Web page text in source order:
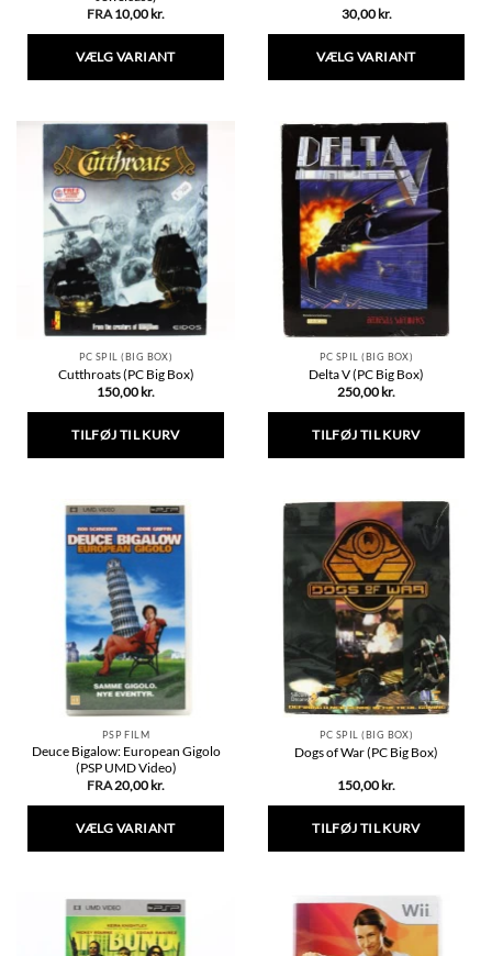
FRA10,00 kr.
VÆLG VARIANT
har
flere
varianter.
Mulighederne
kan
vælges
på
varesiden
30,00 kr.
VÆLG VARIANT
flere
varianter.
Mulighederne
kan
vælges
på
varesiden
PC SPIL (BIG BOX)
Cutthroats (PC Big Box)
150,00 kr.
TILFØJ TIL KURV
PC SPIL (BIG BOX)
Delta V (PC Big Box)
250,00 kr.
TILFØJ TIL KURV
PSP FILM
Deuce Bigalow: European Gigolo
(PSP UMD Video)
FRA20,00 kr.
VÆLG VARIANT
har
flere
varianter.
PC SPIL (BIG BOX)
Dogs of War (PC Big Box)
150,00 kr.
TILFØJ TIL KURV